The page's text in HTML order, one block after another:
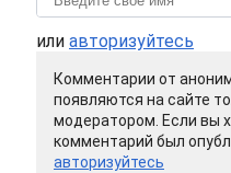
или авторизуйтесь
Комментарии от
появляются на сайте
модератором. Если вы
комментарий был
авторизуйтесь